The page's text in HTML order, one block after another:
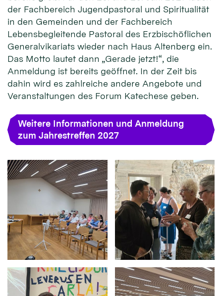
der Fachbereich Jugendpastoral und Spiritualität
in den Gemeinden und der Fachbereich
Lebensbegleitende Pastoral des Erzbischöflichen
Generalvikariats wieder nach Haus Altenberg ein.
Das Motto lautet dann „Gerade jetzt!“, die
Anmeldung ist bereits geöffnet. In der Zeit bis
dahin wird es zahlreiche andere Angebote und
Veranstaltungen des Forum Katechese geben.
Weitere Informationen und Anmeldung
zum Jahrestreffen 2027